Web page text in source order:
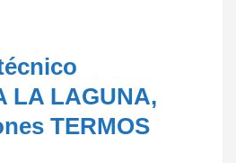
LA LAGUNA,
TERMOS